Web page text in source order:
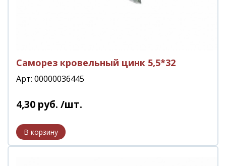
Саморез кровельный цинк 5,5*32
Арт: 00000036445
4,30 руб. /шт.